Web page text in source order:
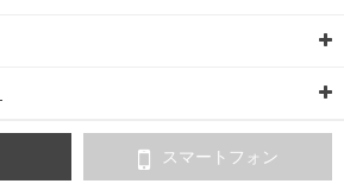
スマートフォン